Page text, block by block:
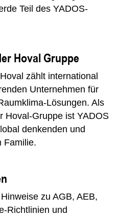
Teil des YADOS-
Hoval Gruppe
zählt international
Unternehmen für
Lösungen. Als
Hoval-Gruppe ist YADOS
denkenden und
Familie.
zu AGB, AEB,
Richtlinien und